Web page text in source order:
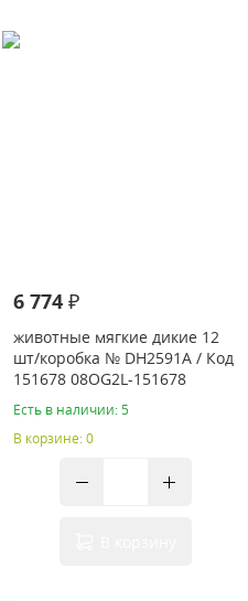
6 774 ₽
животные мягкие дикие 12
шт/коробка № DH2591A / Код
151678 08OG2L-151678
Есть в наличии: 5
В корзине: 0